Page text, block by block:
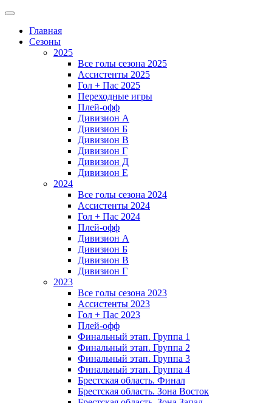
Главная
Сезоны
2025
Все голы сезона 2025
Ассистенты 2025
Гол + Пас 2025
Переходные игры
Плей-офф
Дивизион A
Дивизион Б
Дивизион В
Дивизион Г
Дивизион Д
Дивизион Е
2024
Все голы сезона 2024
Ассистенты 2024
Гол + Пас 2024
Плей-офф
Дивизион A
Дивизион Б
Дивизион В
Дивизион Г
2023
Все голы сезона 2023
Ассистенты 2023
Гол + Пас 2023
Плей-офф
Финальный этап. Группа 1
Финальный этап. Группа 2
Финальный этап. Группа 3
Финальный этап. Группа 4
Брестская область. Финал
Брестская область. Зона Восток